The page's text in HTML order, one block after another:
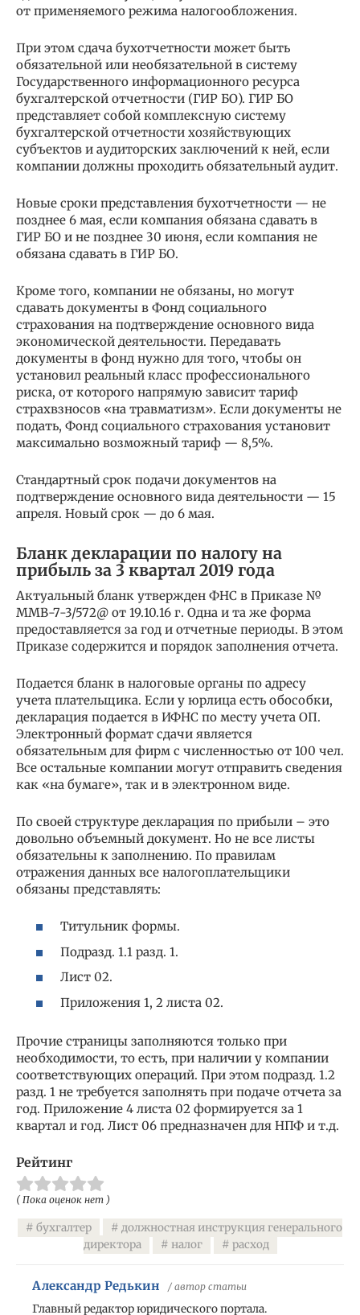
от применяемого режима налогообложения.
При этом сдача бухотчетности может быть
обязательной или необязательной в систему
Государственного информационного ресурса
бухгалтерской отчетности (ГИР БО). ГИР БО
представляет собой комплексную систему
бухгалтерской отчетности хозяйствующих
субъектов и аудиторских заключений к ней, если
компании должны проходить обязательный аудит.
Новые сроки представления бухотчетности — не
позднее 6 мая, если компания обязана сдавать в
ГИР БО и не позднее 30 июня, если компания не
обязана сдавать в ГИР БО.
Кроме того, компании не обязаны, но могут
сдавать документы в Фонд социального
страхования на подтверждение основного вида
экономической деятельности. Передавать
документы в фонд нужно для того, чтобы он
установил реальный класс профессионального
риска, от которого напрямую зависит тариф
страхвзносов «на травматизм». Если документы не
подать, Фонд социального страхования установит
максимально возможный тариф — 8,5%.
Стандартный срок подачи документов на
подтверждение основного вида деятельности — 15
апреля. Новый срок — до 6 мая.
Бланк декларации по налогу на
прибыль за 3 квартал 2019 года
Актуальный бланк утвержден ФНС в Приказе №
ММВ-7-3/572@ от 19.10.16 г. Одна и та же форма
предоставляется за год и отчетные периоды. В этом
Приказе содержится и порядок заполнения отчета.
Подается бланк в налоговые органы по адресу
учета плательщика. Если у юрлица есть обособки,
декларация подается в ИФНС по месту учета ОП.
Электронный формат сдачи является
обязательным для фирм с численностью от 100 чел.
Все остальные компании могут отправить сведения
как «на бумаге», так и в электронном виде.
По своей структуре декларация по прибыли – это
довольно объемный документ. Но не все листы
обязательны к заполнению. По правилам
отражения данных все налогоплательщики
обязаны представлять:
Титульник формы.
Подразд. 1.1 разд. 1.
Лист 02.
Приложения 1, 2 листа 02.
Прочие страницы заполняются только при
необходимости, то есть, при наличии у компании
соответствующих операций. При этом подразд. 1.2
разд. 1 не требуется заполнять при подаче отчета за
год. Приложение 4 листа 02 формируется за 1
квартал и год. Лист 06 предназначен для НПФ и т.д.
Рейтинг
( Пока оценок нет )
бухгалтер
должностная инструкция генерального
директора
налог расход
Александр Редькин / автор статьи
Главный редактор юридического портала.